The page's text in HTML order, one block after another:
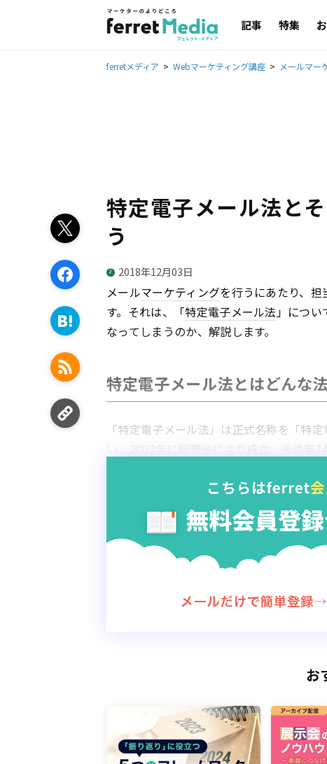
記事 特集
ferretメディア Webマーケティング講座 メールマー
特定電子メール法と
う
2018年12月03日
メールマーケティングを行うにあたり、
す。それは、「特定電子メール法」につい
なってしまうのか、解説します。
特定電子メール法とはどんな
「特定電子メール法 」は正式名称を「特
この法律が制定された背景には、インタ
お